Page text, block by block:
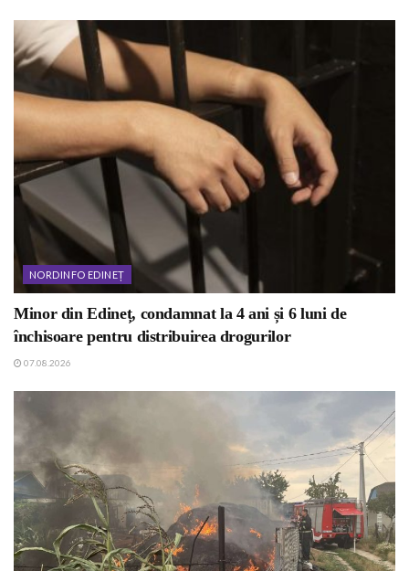
NORDINFO EDINEȚ
Minor din Edineț, condamnat la 4 ani și 6 luni de
închisoare pentru distribuirea drogurilor
07.08.2026